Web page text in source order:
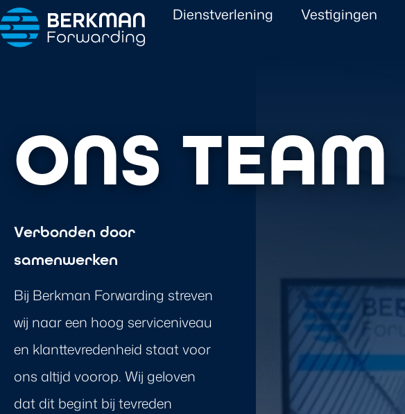
Dienstverlening Vestigingen
ONS TEAM
Verbonden door
samenwerken
Bij Berkman Forwarding streven
wij naar een hoog serviceniveau
en klanttevredenheid staat voor
ons altijd voorop. Wij geloven
dat dit begint bij tevreden